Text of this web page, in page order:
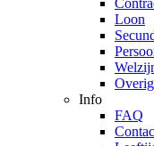
Loon
Overig
Info
FAQ